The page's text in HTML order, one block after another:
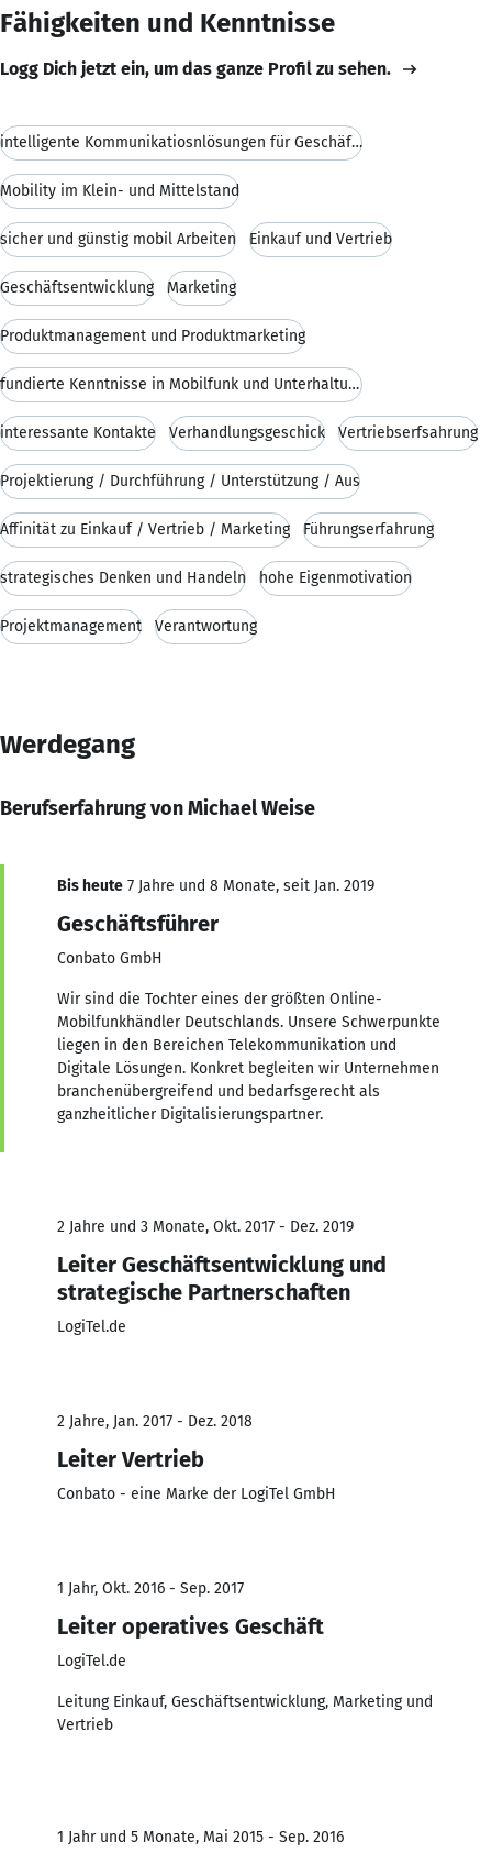
Fähigkeiten und Kenntnisse
Logg Dich jetzt ein, um das ganze Profil zu sehen.
intelligente Kommunikatiosnlösungen für Geschäftsk
Mobility im Klein- und Mittelstand
sicher und günstig mobil Arbeiten Einkauf und Vertrieb
Geschäftsentwicklung Marketing
Produktmanagement und Produktmarketing
fundierte Kenntnisse in Mobilfunk und Unterhaltung
interessante Kontakte Verhandlungsgeschick Vertriebserfsahrung
Projektierung / Durchführung / Unterstützung / Aus
Affinität zu Einkauf / Vertrieb / Marketing Führungserfahrung
strategisches Denken und Handeln hohe Eigenmotivation
Projektmanagement Verantwortung
Werdegang
Berufserfahrung von Michael Weise
Bis heute 7 Jahre und 8 Monate, seit Jan. 2019
Geschäftsführer
Conbato GmbH
Wir sind die Tochter eines der größten Online-
Mobilfunkhändler Deutschlands. Unsere Schwerpunkte
liegen in den Bereichen Telekommunikation und
Digitale Lösungen. Konkret begleiten wir Unternehmen
branchenübergreifend und bedarfsgerecht als
ganzheitlicher Digitalisierungspartner.
2 Jahre und 3 Monate, Okt. 2017 - Dez. 2019
Leiter Geschäftsentwicklung und
strategische Partnerschaften
LogiTel.de
2 Jahre, Jan. 2017 - Dez. 2018
Leiter Vertrieb
Conbato - eine Marke der LogiTel GmbH
1 Jahr, Okt. 2016 - Sep. 2017
Leiter operatives Geschäft
LogiTel.de
Leitung Einkauf, Geschäftsentwicklung, Marketing und
Vertrieb
1 Jahr und 5 Monate, Mai 2015 - Sep. 2016